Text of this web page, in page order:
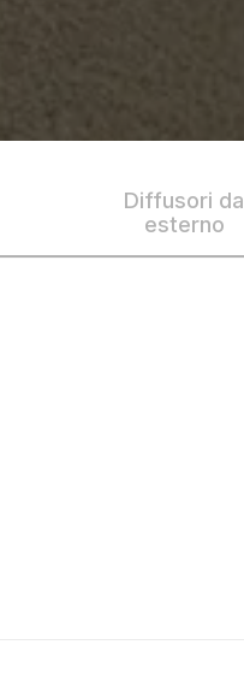
Diffusori da
esterno